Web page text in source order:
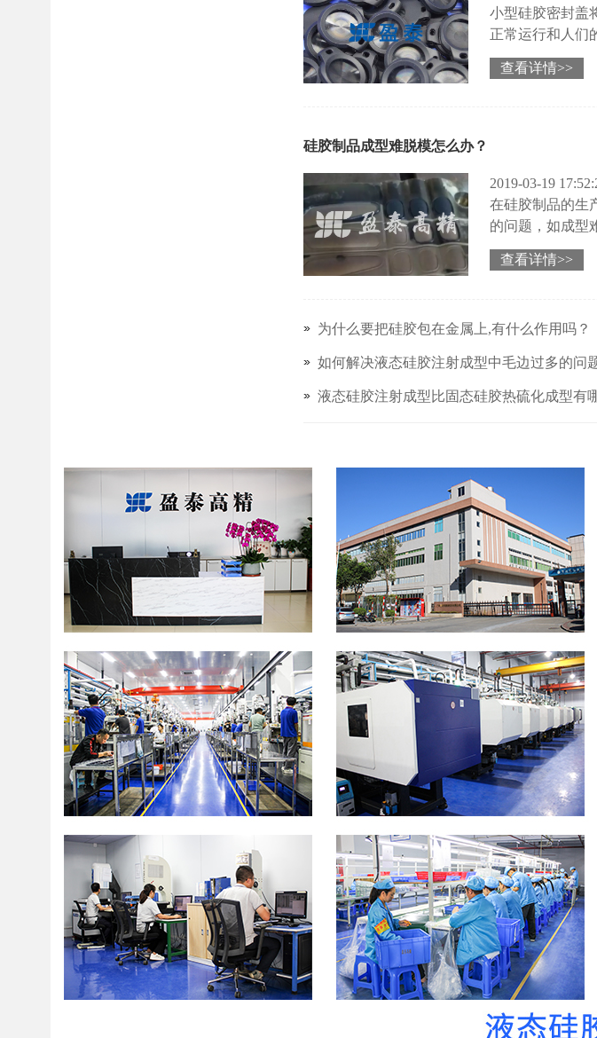
小型硅胶密封盖
正常运行和人们
查看详情>>
硅胶制品成型难脱模怎么办？
2019-03-19
在硅胶制品的生
的问题，如成型
如何解决？下面
查看详情>>
为什么要把硅胶包在金属上,有什么作用吗？
如何解决液态硅胶注射成型中毛边过多的问
液态硅胶注射成型比固态硅胶热硫化成型有